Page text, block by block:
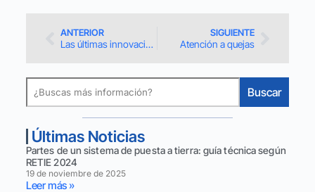
ANTERIOR
Las últimas innovaciones tecnológicas en el marco del RETIE
SIGUIENTE
Atención a quejas
Buscar
Últimas Noticias
Partes de un sistema de puesta a tierra: guía técnica según
RETIE 2024
19 de noviembre de 2025
Leer más »